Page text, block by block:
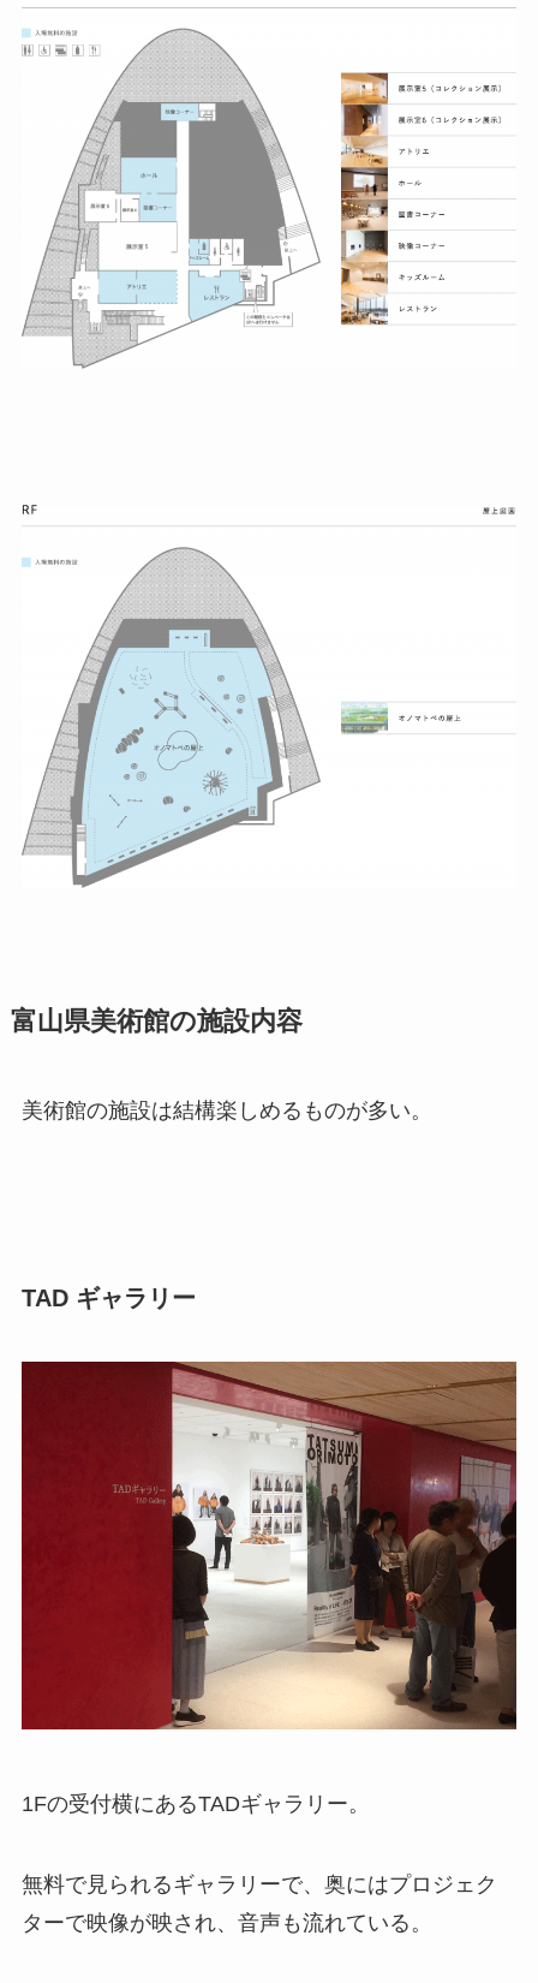
富山県美術館の施設内容
美術館の施設は結構楽しめるものが多い。
TAD ギャラリー
1Fの受付横にあるTADギャラリー。
無料で見られるギャラリーで、奥にはプロジェク
ターで映像が映され、音声も流れている。